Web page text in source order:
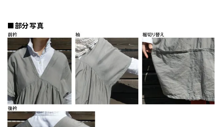
■部分写真